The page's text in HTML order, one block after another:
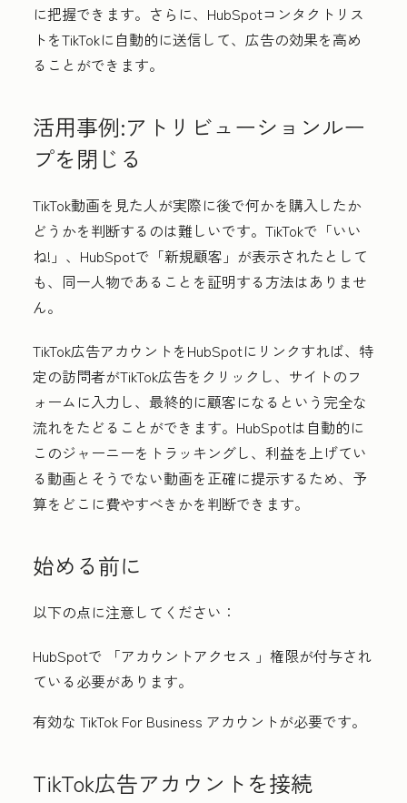
に把握できます。さらに、HubSpotコンタクトリス
トをTikTokに自動的に送信して、広告の効果を高め
ることができます。
活用事例:アトリビューションルー
プを閉じる
TikTok動画を見た人が実際に後で何かを購入したか
どうかを判断するのは難しいです。TikTokで「いい
ね!」、HubSpotで「新規顧客」が表示されたとして
も、同一人物であることを証明する方法はありませ
ん。
TikTok広告アカウントをHubSpotにリンクすれば、特
定の訪問者がTikTok広告をクリックし、サイトのフ
ォームに入力し、最終的に顧客になるという完全な
流れをたどることができます。HubSpotは自動的に
このジャーニーをトラッキングし、利益を上げてい
る動画とそうでない動画を正確に提示するため、予
算をどこに費やすべきかを判断できます。
始める前に
以下の点に注意してください：
HubSpotで
「アカウントアクセス 」権限が付与され
ている必要があります。
有効な TikTok For Business アカウントが必要です。
TikTok広告アカウントを接続